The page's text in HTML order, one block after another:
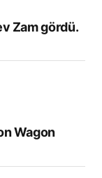
Zam gördü.
Wagon